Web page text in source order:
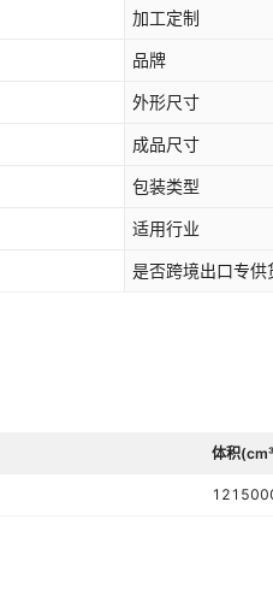
加工定制
品牌
外形尺寸
成品尺寸
包装类型
适用行业
是否跨境出口专供
体积